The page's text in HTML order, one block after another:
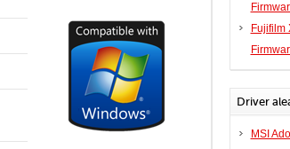
Fujifilm
Driver
MSI